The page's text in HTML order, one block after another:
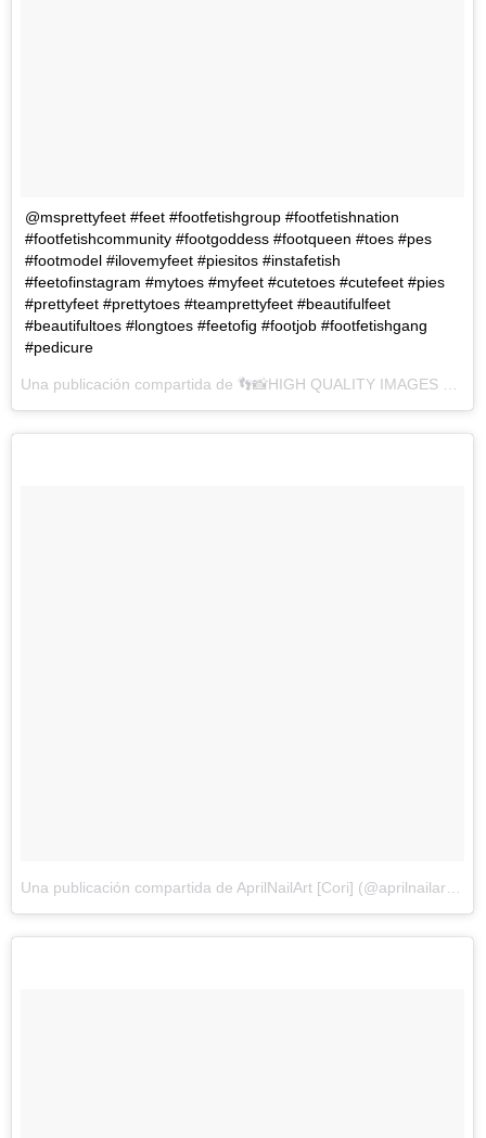
@msprettyfeet #feet #footfetishgroup #footfetishnation
#footfetishcommunity #footgoddess #footqueen #toes #pes
#footmodel #ilovemyfeet #piesitos #instafetish
#feetofinstagram #mytoes #myfeet #cutetoes #cutefeet #pies
#prettyfeet #prettytoes #teamprettyfeet #beautifulfeet
#beautifultoes #longtoes #feetofig #footjob #footfetishgang
#pedicure